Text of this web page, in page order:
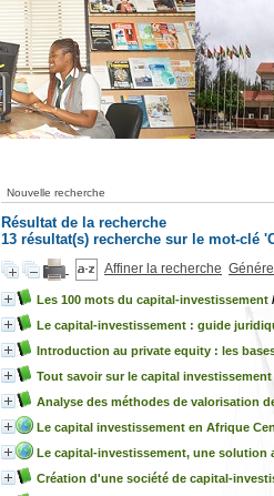
Nouvelle recherche
Résultat de la recherche
13 résultat(s) recherche sur le mot-clé
Affiner la recherche
Les 100 mots du capital-investissement
Le capital-investissement : guide
Introduction au private equity : les
Tout savoir sur le capital investissement
Analyse des méthodes de valorisation
Le capital investissement en Afrique
Le capital-investissement, une solution
Création d'une société de capital-